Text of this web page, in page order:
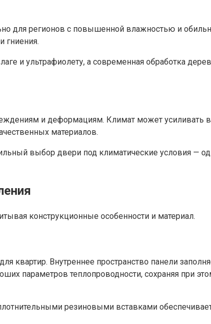
для регионов с повышенной влажностью и
гниения.
и ультрафиолету, а современная обработка
и деформациям. Климат может усиливать
материалов.
выбор двери под климатические условия —
конструкционные особенности и материал.
квартир. Внутреннее пространство панели
параметров теплопроводности, сохраняя при
резиновыми вставками